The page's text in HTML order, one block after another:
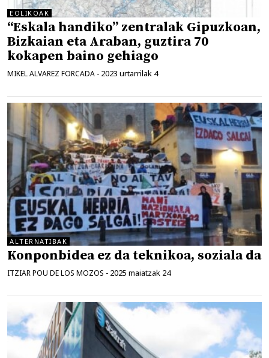
EOLIKOAK
“Eskala handiko” zentralak Gipuzkoan,
Bizkaian eta Araban, guztira 70
kokapen baino gehiago
MIKEL ALVAREZ FORCADA - 2023 urtarrilak 4
ALTERNATIBAK
Konponbidea ez da teknikoa, soziala da
ITZIAR POU DE LOS MOZOS - 2025 maiatzak 24